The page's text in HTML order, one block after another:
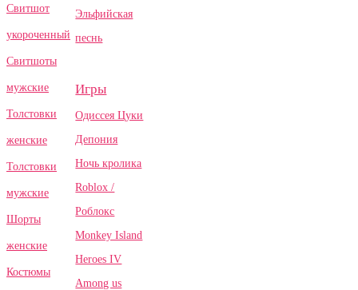
Свитшот
укороченный
Свитшоты
мужские
Толстовки
женские
Толстовки
мужские
Шорты
женские
Костюмы
Эльфийская
песнь
Игры
Одиссея Цуки
Депония
Ночь кролика
Roblox /
Роблокс
Monkey Island
Heroes IV
Among us